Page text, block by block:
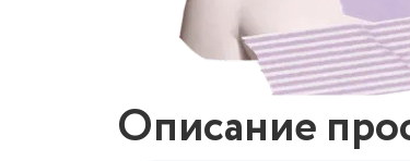
Описание